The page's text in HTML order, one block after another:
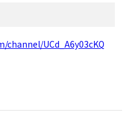
UCd_A6y03cKQ